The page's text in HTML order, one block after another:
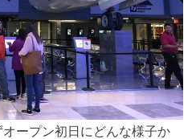
ープン初日にどんな様子か